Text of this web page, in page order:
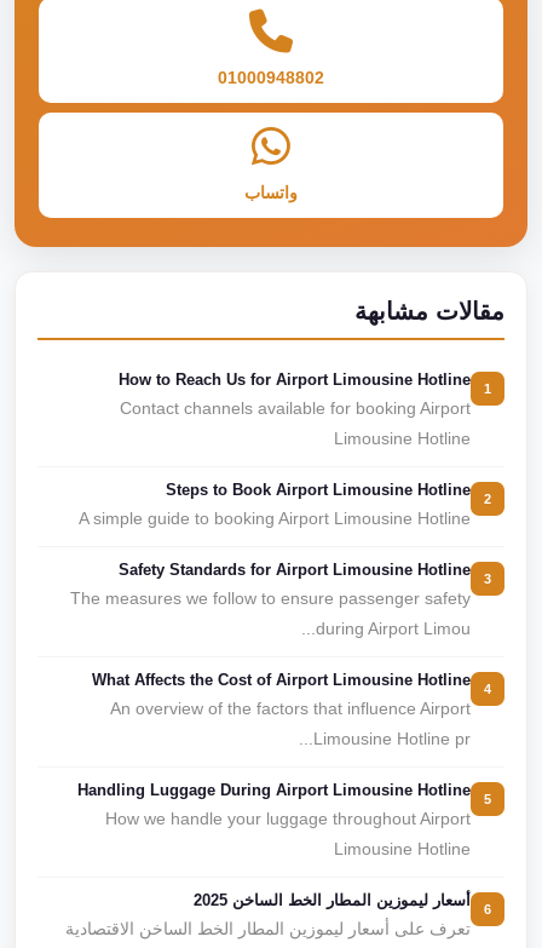
01000948802
واتساب
مقالات مشابهة
How to Reach Us for Airport Limousine Hotline
Contact channels available for booking Airport
Limousine Hotline
Steps to Book Airport Limousine Hotline
A simple guide to booking Airport Limousine Hotline
Safety Standards for Airport Limousine Hotline
The measures we follow to ensure passenger safety
during Airport Limou...
What Affects the Cost of Airport Limousine Hotline
An overview of the factors that influence Airport
Limousine Hotline pr...
Handling Luggage During Airport Limousine Hotline
How we handle your luggage throughout Airport
Limousine Hotline
أسعار ليموزين المطار الخط الساخن 2025
تعرف على أسعار ليموزين المطار الخط الساخن الاقتصادية